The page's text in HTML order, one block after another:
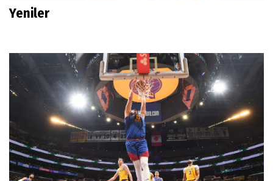
Yeniler